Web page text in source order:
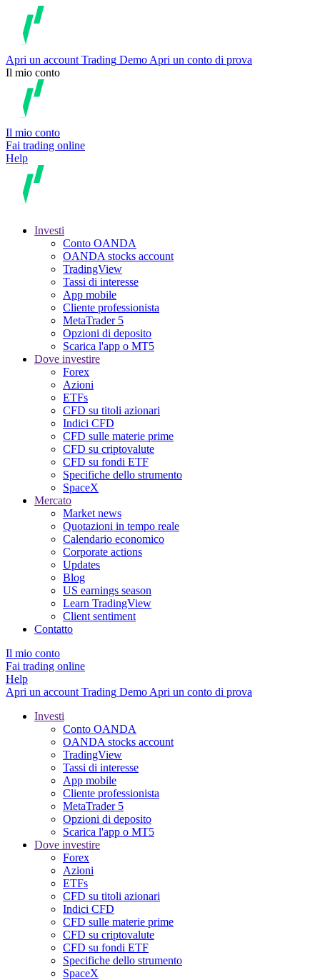
Apri un account Trading Demo Apri un conto di prova
Il mio conto
Il mio conto
Fai trading online
Help
Investi
Conto OANDA
OANDA stocks account
TradingView
Tassi di interesse
App mobile
Cliente professionista
MetaTrader 5
Opzioni di deposito
Scarica l'app o MT5
Dove investire
Forex
Azioni
ETFs
CFD su titoli azionari
Indici CFD
CFD sulle materie prime
CFD su criptovalute
CFD su fondi ETF
Specifiche dello strumento
SpaceX
Mercato
Market news
Quotazioni in tempo reale
Calendario economico
Corporate actions
Updates
Blog
US earnings season
Learn TradingView
Client sentiment
Contatto
Il mio conto
Fai trading online
Help
Apri un account Trading Demo Apri un conto di prova
Investi
Conto OANDA
OANDA stocks account
TradingView
Tassi di interesse
App mobile
Cliente professionista
MetaTrader 5
Opzioni di deposito
Scarica l'app o MT5
Dove investire
Forex
Azioni
ETFs
CFD su titoli azionari
Indici CFD
CFD sulle materie prime
CFD su criptovalute
CFD su fondi ETF
Specifiche dello strumento
SpaceX